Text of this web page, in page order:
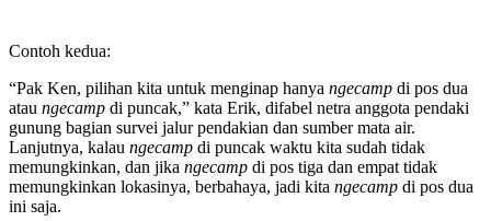
Contoh kedua:
“Pak Ken, pilihan kita untuk menginap hanya ngecamp di pos dua
atau ngecamp di puncak,” kata Erik, difabel netra anggota pendaki
gunung bagian survei jalur pendakian dan sumber mata air.
Lanjutnya, kalau ngecamp di puncak waktu kita sudah tidak
memungkinkan, dan jika ngecamp di pos tiga dan empat tidak
memungkinkan lokasinya, berbahaya, jadi kita ngecamp di pos dua
ini saja.